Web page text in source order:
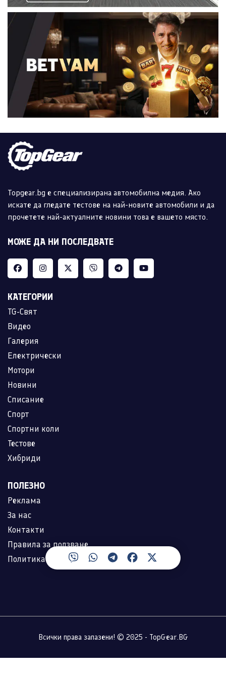
Topgear.bg е специализирана автомобилна медия. Ако
искате да гледате тестове на най-новите автомобили и да
прочетете най-актуалните новини това е вашето място.
МОЖЕ ДА НИ ПОСЛЕДВАТЕ
КАТЕГОРИИ
TG-Свят
Видео
Галерия
Електрически
Мотори
Новини
Списание
Спорт
Спортни коли
Тестове
Хибриди
ПОЛЕЗНО
Реклама
За нас
Контакти
Правила за ползване
Политика за лични данни
Всички права запазени! © 2025 - TopGear.BG